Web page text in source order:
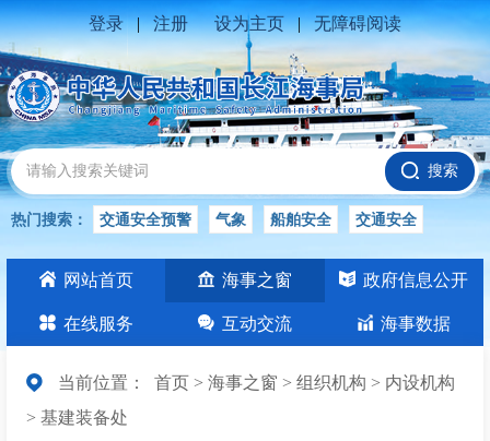
登录 | 注册 设为主页 | 无障碍阅读
搜索
热门搜索： 交通安全预警 气象 船舶安全 交通安全
水位公告 安全 交通 交通安全知识 长江
网站首页 海事之窗 政府信息公开
在线服务 互动交流 海事数据
当前位置： 首页 > 海事之窗 > 组织机构 > 内设机构
> 基建装备处